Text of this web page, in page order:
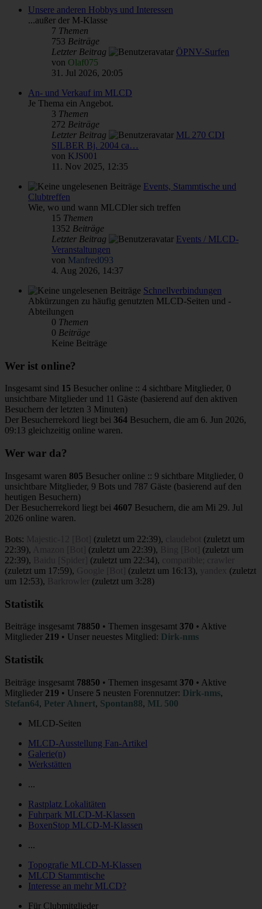
Unsere anderen Hobbys und Interessen
...außer der M-Klasse
7 Themen
753 Beiträge
Letzter Beitrag
ÖPNV-Surfen
von Olaf075
31. Jul 2026, 20:05
An- und Verkauf im MLCD
Je Thema ein Angebot.
3 Themen
272 Beiträge
Letzter Beitrag
ML 270 CDI
SILBER Bj. 2004 ca…
von KJS001
11. Nov 2025, 12:35
Events, Stammtische und
Clubtreffen
Wie, wo und wann MLCDler sich treffen
15 Themen
1352 Beiträge
Letzter Beitrag
Events / MLCD-
Veranstaltungen
von Manfred093
4. Aug 2026, 14:37
Schnellverbindungen
Abkürzungen zu häufig genutzten MLCD-Seiten und -
Abteilungen
0 Themen
0 Beiträge
Keine Beiträge
Wer ist online?
Insgesamt sind 15 Besucher online :: 4 sichtbare Mitglieder, 0
unsichtbare Mitglieder und 11 Gäste (basierend auf den aktiven
Besuchern der letzten 3 Minuten)
Der Besucherrekord liegt bei 364 Besuchern, die am 6. Jun 2026,
09:13 gleichzeitig online waren.
Wer war da?
Insgesamt waren 805 Besucher online :: 9 sichtbare Mitglieder, 0
unsichtbare Mitglieder, 9 Bots und 787 Gäste (basierend auf den
heutigen Besuchern)
Der Besucherrekord liegt bei 4607 Besuchern, die am Mi 29. Jul
2026 online waren.
Bots: (zuletzt um 22:39), (zuletzt um
22:39), (zuletzt um 22:39), (zuletzt um
22:39), (zuletzt um 22:34),
(zuletzt um 17:59), (zuletzt um 16:13), (zuletzt
um 12:53), (zuletzt um 3:28)
Statistik
Beiträge insgesamt 78850 • Themen insgesamt 370 • Aktive
Mitglieder 219 • Unser neuestes Mitglied: Dirk-nms
Statistik
Beiträge insgesamt 78850 • Themen insgesamt 370 • Aktive
Mitglieder 219 • Unsere 5 neusten Forennutzer: Dirk-nms,
Stefan64, Peter Ahnert, Spontan88, ML 500
MLCD-Seiten
MLCD-Ausstellung Fan-Artikel
Galerie(n)
Werkstätten
...
Rastplatz Lokalitäten
Fuhrpark MLCD-M-Klassen
BoxenStop MLCD-M-Klassen
...
Topografie MLCD-M-Klassen
MLCD Stammtische
Interesse an mehr MLCD?
Für Clubmitglieder